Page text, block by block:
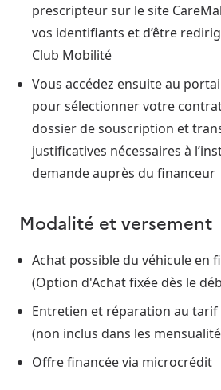
prescripteur sur le site
vos identifiants et d’être
Club Mobilité
Vous accédez ensuite au
pour sélectionner votre
dossier de souscription et
justificatives nécessaires à
demande auprès du financeur
Modalité et versement
Achat possible du véhicule en
(Option d'Achat fixée dès le
Entretien et réparation au
(non inclus dans les
Offre financée via microcrédit